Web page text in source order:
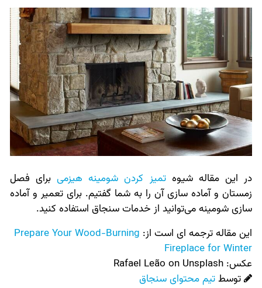
در این مقاله شیوهتمیز کردن شومینه هیزمیبرای فصل
زمستان و آماده سازی آن را به شما گفتیم. برای تعمیر و آماده
سازی شومینه می‌توانید از خدمات سنجاق استفاده کنید.
این مقاله ترجمه ای است از: Prepare Your Wood-Burning
Fireplace for Winter
عکس:‌ Rafael Leão on Unsplash
توسطتیم محتوای سنجاق